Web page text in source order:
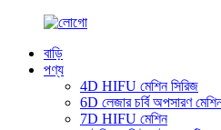
বাড়ি
পণ্য
4D HIFU মেশিন সিরিজ
6D লেজার চর্বি অপসারণ
7D HIFU মেশিন